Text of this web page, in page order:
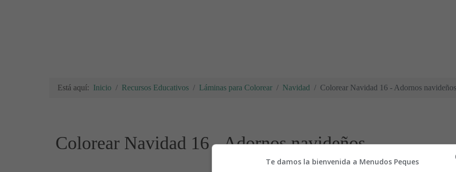
Está aquí: Inicio Recursos Educativos Láminas para Colorear Navidad Colorear Navidad 16 - Adornos navideños
Colorear Navidad 16 - Adornos navideños
Te damos la bienvenida a Menudos Peques